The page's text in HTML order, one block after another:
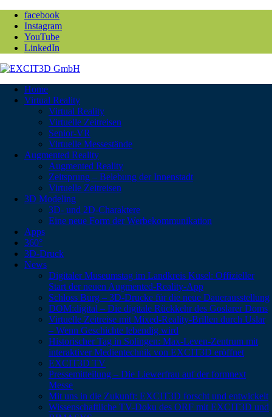
facebook
Instagram
YouTube
LinkedIn
Home
Virtual Reality
Virtual Reality
Virtuelle Zeitreisen
Senior-VR
Virtuelle Messestände
Augmented Reality
Augmented Reality
Zeitsprung – Belebung der Innenstadt
Virtuelle Zeitreisen
3D Modeling
3D- und 2D-Charaktere
Eine neue Form der Werbekommunikation
Apps
360°
3D-Druck
News
Digitaler Museumstag im Landkreis Kusel: Offizieller
Start der neuen Augmented-Reality-App
Schloss Burg – 3D-Drucke für die neue Dauerausstellung
DOM:digital – Die digitale Rückkehr des Goslarer Doms
Virtuelle Zeitreise mit Mixed-Reality-Brillen durch Uslar
– Wenn Geschichte lebendig wird
Historischer Tag in Solingen: Max-Leven-Zentrum mit
interaktiver Medientechnik von EXCIT3D eröffnet
EXCIT3D TV
Pressemitteilung – Die Liewerfrau auf der formnext
Messe
Mit uns in die Zukunft: EXCIT3D forscht und entwickelt
Wissenschaftliche TV-Doku des ORF mit EXCIT3D und